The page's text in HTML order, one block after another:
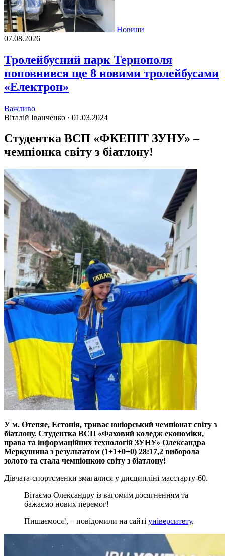
Новини
07.08.2026
Тролейбусний парк Тернополя
поповнився ще 8 новими тролейбусами
«Електрон»
Важливо
Віталій Іванченко · 01.03.2024
Студентка ВСП «ФКЕПІТ ЗУНУ» –
чемпіонка світу з біатлону!
У м. Отепяе, Естонія, триває юніорський чемпіонат світу з
біатлону. Студентка ВСП «Фаховий коледж економіки,
права та інформаційних технологій ЗУНУ» Олександра
Меркушина з результатом (1+1+0+0) 28:17,2 виборола
золото та стала чемпіонкою світу з біатлону!
Дівчата-спортсменки змагалися у дисципліні масстарту-60.
Вітаємо Олександру із вагомим досягненням та
бажаємо нових перемог!
Пишаємося!, – повідомили на сайті університету.